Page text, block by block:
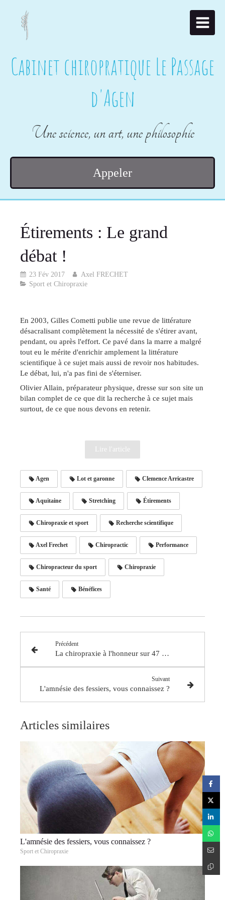
Cabinet chiropratique Le Passage
d'Agen
Une science, un art, une philosophie
Appeler
Étirements : Le grand
débat !
23 Fév 2017
Axel FRECHET
Sport et Chiropraxie
En 2003, Gilles Cometti publie une revue de littérature
désacralisant complètement la nécessité de s'étirer avant,
pendant, ou après l'effort. Ce pavé dans la marre a malgré
tout eu le mérite d'enrichir amplement la littérature
scientifique à ce sujet mais aussi de revoir nos habitudes.
Le débat, lui, n'a pas fini de s'éterniser.
Olivier Allain, préparateur physique, dresse sur son site un
bilan complet de ce que dit la recherche à ce sujet mais
surtout, de ce que nous devons en retenir.
Lire l'article
Agen Lot et garonne Clemence Arricastre
Aquitaine Stretching Étirements
Chiropraxie et sport Recherche scientifique
Axel Frechet Chiropractic Performance
Chiropracteur du sport Chiropraxie
Santé Bénéfices
Précédent
La chiropraxie à l'honneur sur 47 FM
Suivant
L'amnésie des fessiers, vous connaissez ?
Articles similaires
L'amnésie des fessiers, vous connaissez ?
Sport et Chiropraxie